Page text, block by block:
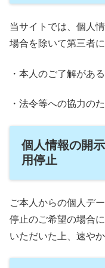
当サイトでは、個人
場合を除いて第三者
・本人のご了解があ
・法令等への協力の
個人情報の開
用停止
ご本人からの個人デ
停止のご希望の場合
いただいた上、速や